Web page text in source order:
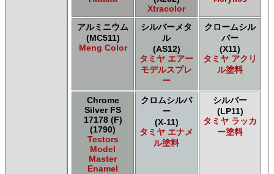
Xtracolor
アルミニウム
(MC511)
Meng Color
シルバーメタ
ル
(AS12)
タミヤ エアー
モデルスプレ
ー
クロームシル
バー
(X11)
タミヤ アクリ
ル塗料
Chrome
Silver FS
17178 (F)
(1790)
Testors
Model
Master
Enamel
クロムシルバ
ー
(X-11)
タミヤ エナメ
ル塗料
シルバー
(LP11)
タミヤ ラッカ
ー塗料